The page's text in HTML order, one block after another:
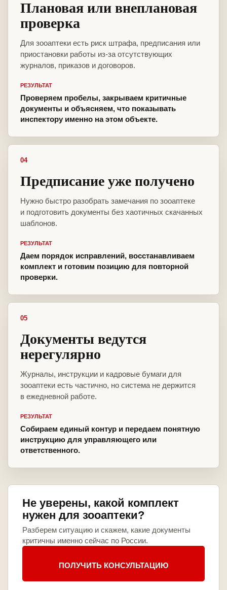
Плановая или внеплановая
проверка
Для зооаптеки есть риск штрафа, предписания или
приостановки работы из-за отсутствующих
журналов, приказов и договоров.
РЕЗУЛЬТАТ
Проверяем пробелы, закрываем критичные
документы и объясняем, что показывать
инспектору именно на этом объекте.
04
Предписание уже получено
Нужно быстро разобрать замечания по зооаптеке
и подготовить документы без хаотичных скачанных
шаблонов.
РЕЗУЛЬТАТ
Даем порядок исправлений, восстанавливаем
комплект и готовим позицию для повторной
проверки.
05
Документы ведутся
нерегулярно
Журналы, инструкции и кадровые бумаги для
зооаптеки есть частично, но система не держится
в ежедневной работе.
РЕЗУЛЬТАТ
Собираем единый контур и передаем понятную
инструкцию для управляющего или
ответственного.
Не уверены, какой комплект
нужен для зооаптеки?
Разберем ситуацию и скажем, какие документы
критичны именно сейчас по России.
ПОЛУЧИТЬ КОНСУЛЬТАЦИЮ